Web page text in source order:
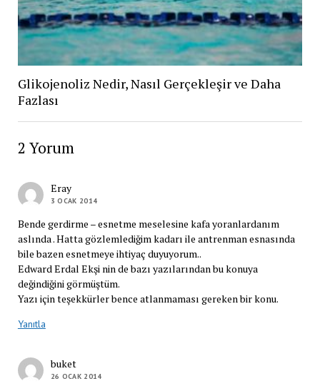
Glikojenoliz Nedir, Nasıl Gerçekleşir ve Daha
Fazlası
2 Yorum
Eray
3 OCAK 2014
Bende gerdirme – esnetme meselesine kafa yoranlardanım
aslında . Hatta gözlemlediğim kadarı ile antrenman esnasında
bile bazen esnetmeye ihtiyaç duyuyorum..
Edward Erdal Ekşi nin de bazı yazılarından bu konuya
değindiğini görmüştüm.
Yazı için teşekkürler bence atlanmaması gereken bir konu.
Yanıtla
buket
26 OCAK 2014